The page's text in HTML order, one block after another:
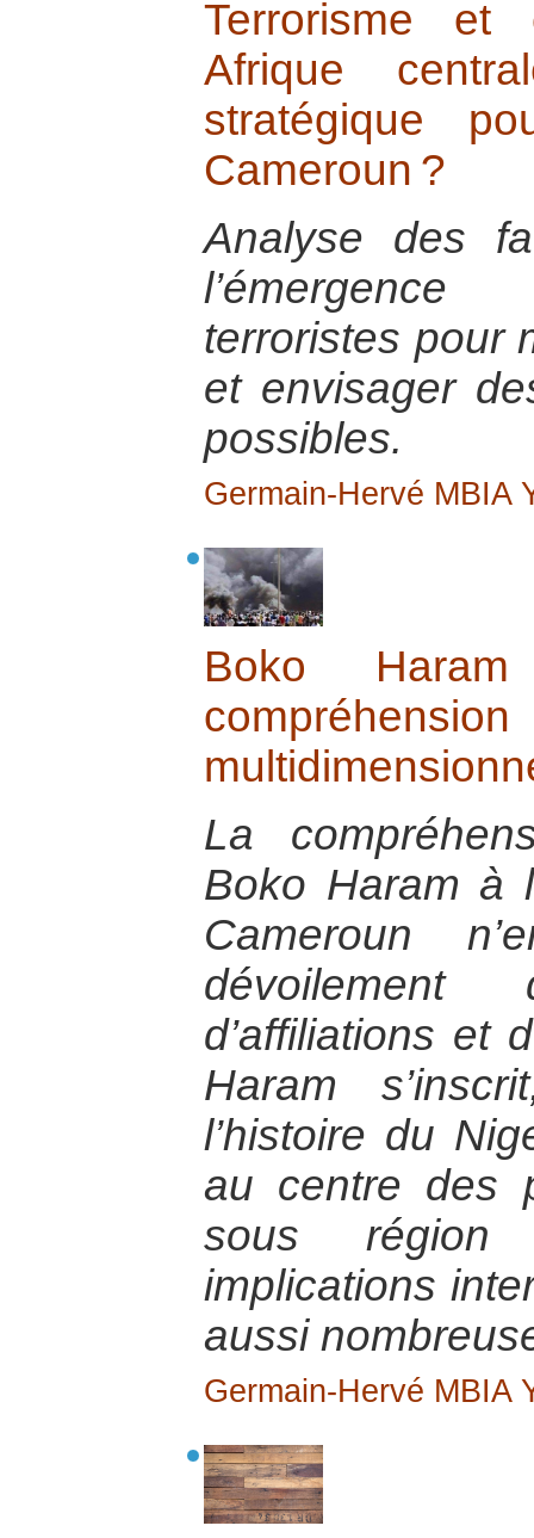
Terrorisme et
Afrique
stratégique
Cameroun ?
Analyse des
terroristes pour
et envisager
possibles.
Germain-Hervé MBIA
Boko
La
Boko Haram à
Cameroun
dévoilement
d’affiliations et
Haram
l’histoire du
au centre des
sous
implications
aussi
Germain-Hervé MBIA